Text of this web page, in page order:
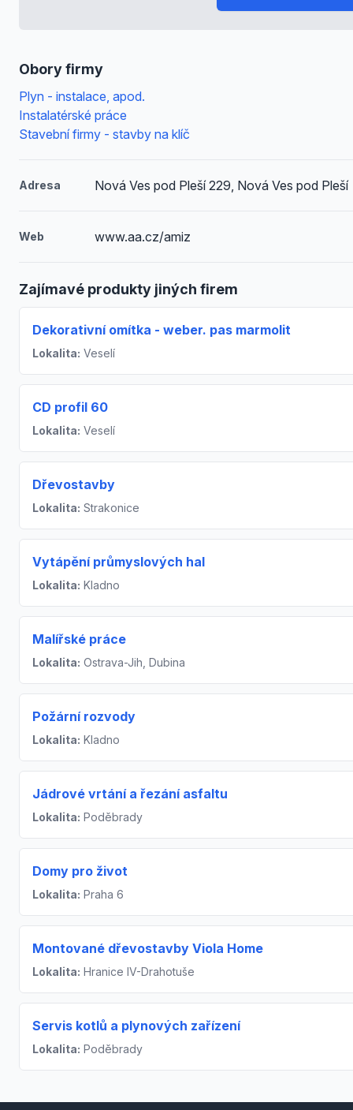
Obory firmy
Plyn - instalace, apod.
Instalatérské práce
Stavební firmy - stavby na klíč
Adresa Nová Ves pod Pleší 229, Nová Ves pod Pleší
Web www.aa.cz/amiz
Zajímavé produkty jiných firem
Dekorativní omítka - weber. pas marmolit
Lokalita: Veselí
CD profil 60
Lokalita: Veselí
Dřevostavby
Lokalita: Strakonice
Vytápění průmyslových hal
Lokalita: Kladno
Malířské práce
Lokalita: Ostrava-Jih, Dubina
Požární rozvody
Lokalita: Kladno
Jádrové vrtání a řezání asfaltu
Lokalita: Poděbrady
Domy pro život
Lokalita: Praha 6
Montované dřevostavby Viola Home
Lokalita: Hranice IV-Drahotuše
Servis kotlů a plynových zařízení
Lokalita: Poděbrady